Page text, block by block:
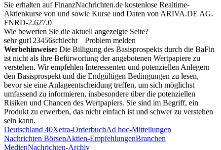
Sie erhalten auf FinanzNachrichten.de kostenlose Realtime-
Aktienkurse von und sowie Kurse und Daten von ARIVA.DE AG.
FNRD-2.627.0
Wie bewerten Sie die aktuell angezeigte Seite?
sehr gut1 23456schlecht
Problem melden
Werbehinweise: Die Billigung des Basisprospekts durch die BaFin
ist nicht als ihre Befürwortung der angebotenen Wertpapiere zu
verstehen. Wir empfehlen Interessenten und potenziellen Anlegern
den Basisprospekt und die Endgültigen Bedingungen zu lesen,
bevor sie eine Anlageentscheidung treffen, um sich möglichst
umfassend zu informieren, insbesondere über die potenziellen
Risiken und Chancen des Wertpapiers. Sie sind im Begriff, ein
Produkt zu erwerben, das nicht einfach ist und schwer zu verstehen
sein kann.
Deutschland 40Xetra-OrderbuchAd hoc-Mitteilungen
Nachrichten BörsenAktien-EmpfehlungenBranchen
MedienNachrichten-Archiv